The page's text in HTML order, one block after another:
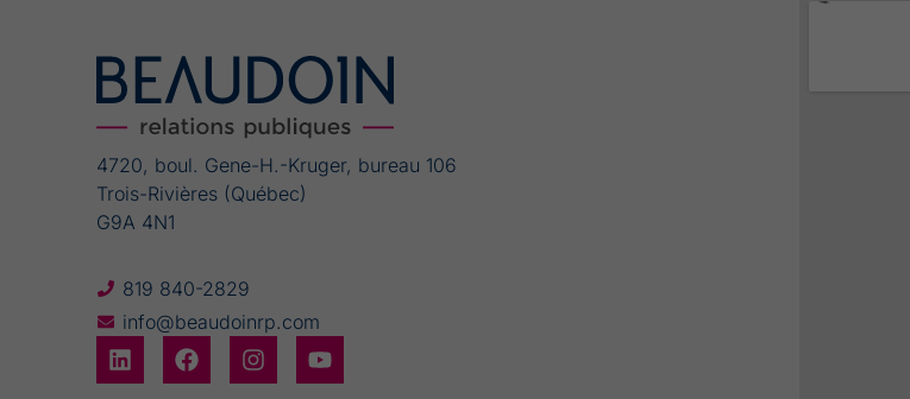
4720, boul. Gene-H.-Kruger, bureau 106
Trois-Rivières (Québec)
G9A 4N1
819 840-2829
info@beaudoinrp.com